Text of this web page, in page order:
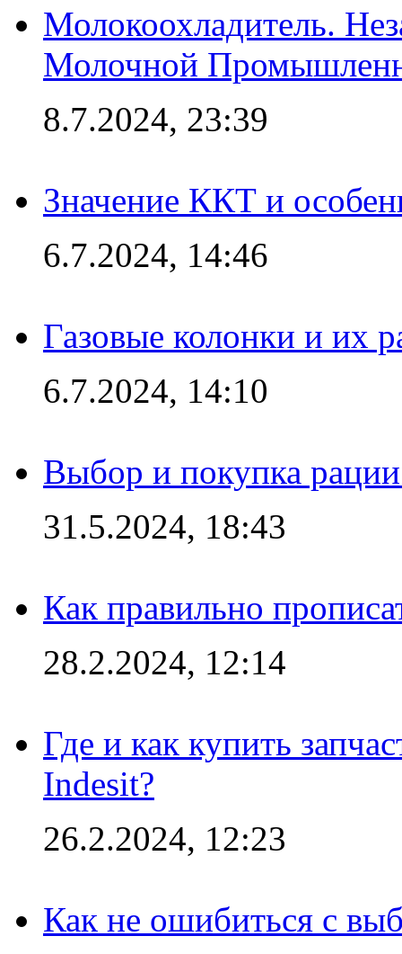
Молокоохладитель.
Молочной
8.7.2024, 23:39
Значение ККТ и
6.7.2024, 14:46
Газовые колонки и их
6.7.2024, 14:10
Выбор и покупка
31.5.2024, 18:43
Как правильно
28.2.2024, 12:14
Где и как купить
Indesit?
26.2.2024, 12:23
Как не ошибиться с